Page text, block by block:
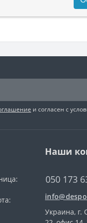
и согласен с
Наши
050 173
Украина, г.